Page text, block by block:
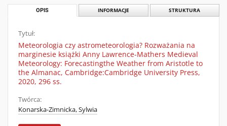
OPIS INFORMACJE STRUKTURA
Tytuł:
Meteorologia czy astrometeorologia? Rozważania na
marginesie książki Anny Lawrence-Mathers Medieval
Meteorology: Forecastingthe Weather from Aristotle to
the Almanac, Cambridge:Cambridge University Press,
2020, 296 ss.
Twórca:
Konarska-Zimnicka, Sylwia